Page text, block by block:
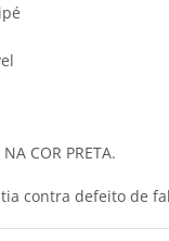
COR PRETA.
contra defeito de